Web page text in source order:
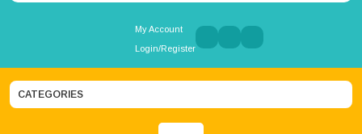
My Account
Login/Register
CATEGORIES